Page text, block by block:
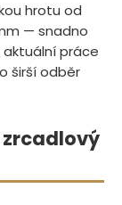
hrotu od
— snadno
práce
širší odběr